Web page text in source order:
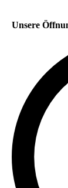
Unsere